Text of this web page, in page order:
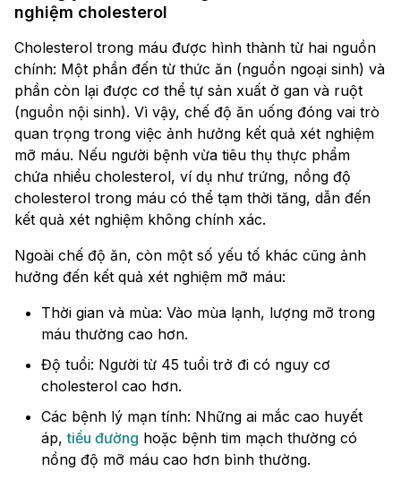
nghiệm cholesterol
Cholesterol trong máu được hình thành từ hai nguồn
chính: Một phần đến từ thức ăn (nguồn ngoại sinh) và
phần còn lại được cơ thể tự sản xuất ở gan và ruột
(nguồn nội sinh). Vì vậy, chế độ ăn uống đóng vai trò
quan trọng trong việc ảnh hưởng kết quả xét nghiệm
mỡ máu. Nếu người bệnh vừa tiêu thụ thực phẩm
chứa nhiều cholesterol, ví dụ như trứng, nồng độ
cholesterol trong máu có thể tạm thời tăng, dẫn đến
kết quả xét nghiệm không chính xác.
Ngoài chế độ ăn, còn một số yếu tố khác cũng ảnh
hưởng đến kết quả xét nghiệm mỡ máu:
Thời gian và mùa: Vào mùa lạnh, lượng mỡ trong
máu thường cao hơn.
Độ tuổi: Người từ 45 tuổi trở đi có nguy cơ
cholesterol cao hơn.
Các bệnh lý mạn tính: Những ai mắc cao huyết
áp,tiểu đường hoặc bệnh tim mạch thường có
nồng độ mỡ máu cao hơn bình thường.